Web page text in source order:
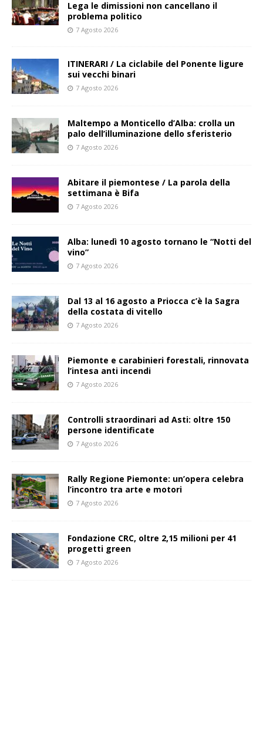
Lega le dimissioni non cancellano il
problema politico
7 Agosto 2026
ITINERARI / La ciclabile del Ponente ligure
sui vecchi binari
7 Agosto 2026
Maltempo a Monticello d’Alba: crolla un
palo dell’illuminazione dello sferisterio
7 Agosto 2026
Abitare il piemontese / La parola della
settimana è Bifa
7 Agosto 2026
Alba: lunedì 10 agosto tornano le “Notti del
vino”
7 Agosto 2026
Dal 13 al 16 agosto a Priocca c’è la Sagra
della costata di vitello
7 Agosto 2026
Piemonte e carabinieri forestali, rinnovata
l’intesa anti incendi
7 Agosto 2026
Controlli straordinari ad Asti: oltre 150
persone identificate
7 Agosto 2026
Rally Regione Piemonte: un’opera celebra
l’incontro tra arte e motori
7 Agosto 2026
Fondazione CRC, oltre 2,15 milioni per 41
progetti green
7 Agosto 2026